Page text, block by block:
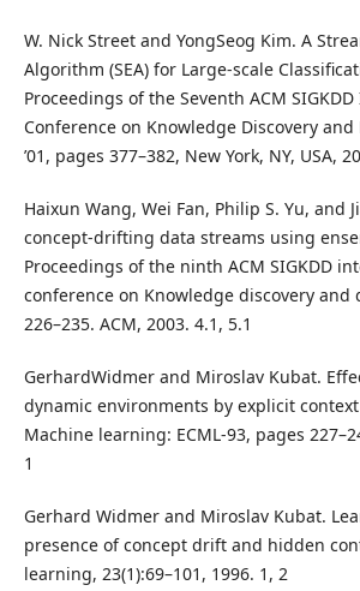
W. Nick Street and YongSeog Kim. A
Algorithm (SEA) for Large-scale
Proceedings of the Seventh ACM
Conference on Knowledge Discovery
’01, pages 377–382, New York, NY, USA,
Haixun Wang, Wei Fan, Philip S. Yu, and
concept-drifting data streams using
Proceedings of the ninth ACM SIGKDD
conference on Knowledge discovery and
226–235. ACM, 2003. 4.1, 5.1
GerhardWidmer and Miroslav Kubat.
dynamic environments by explicit
Machine learning: ECML-93, pages
1
Gerhard Widmer and Miroslav Kubat.
presence of concept drift and hidden
learning, 23(1):69–101, 1996. 1, 2